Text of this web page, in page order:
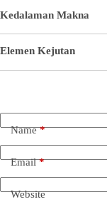
Kedalaman Makna
Elemen Kejutan
Name*
Email*
Website